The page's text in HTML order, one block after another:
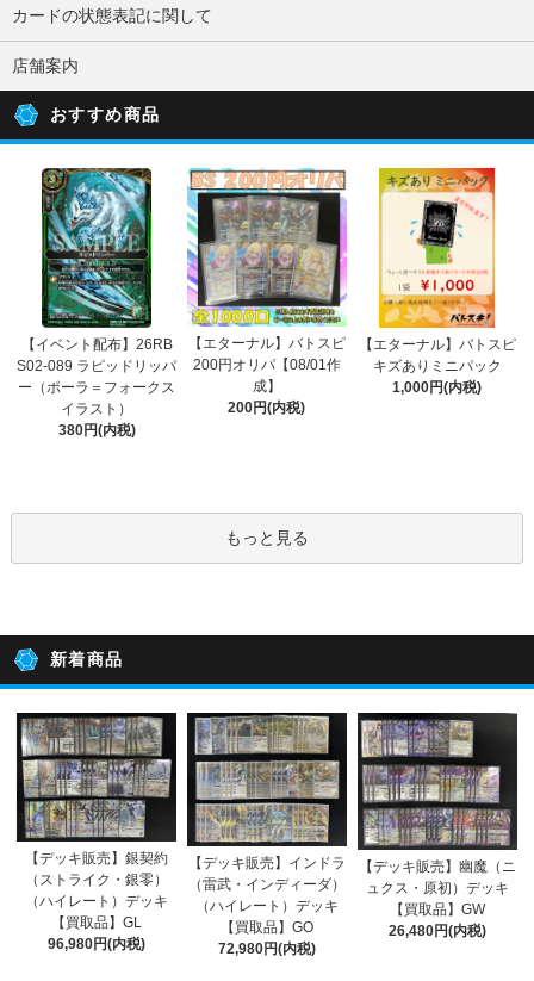
カードの状態表記に関して
店舗案内
おすすめ商品
【イベント配布】26RB
S02-089 ラピッドリッパ
ー（ポーラ＝フォークス
イラスト）
380円(内税)
【エターナル】バトスピ
200円オリパ【08/01作
成】
200円(内税)
【エターナル】バトスピ
キズありミニパック
1,000円(内税)
もっと見る
新着商品
【デッキ販売】銀契約
（ストライク・銀零）
（ハイレート）デッキ
【買取品】GL
96,980円(内税)
【デッキ販売】インドラ
（雷武・インディーダ）
（ハイレート）デッキ
【買取品】GO
72,980円(内税)
【デッキ販売】幽魔（ニ
ュクス・原初）デッキ
【買取品】GW
26,480円(内税)